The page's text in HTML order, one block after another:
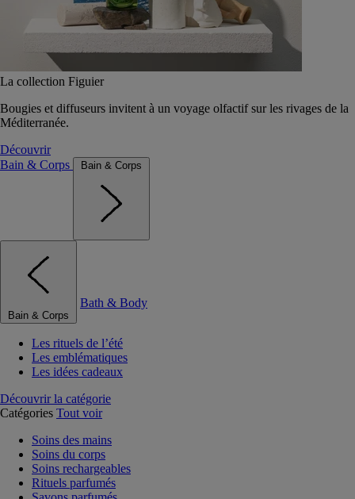
La collection Figuier
Bougies et diffuseurs invitent à un voyage olfactif sur les rivages de la
Méditerranée.
Découvrir
Bain & Corps
Bain & Corps
Bain & Corps
Bath & Body
Les rituels de l’été
Les emblématiques
Les idées cadeaux
Découvrir la catégorie
Catégories Tout voir
Soins des mains
Soins du corps
Soins rechargeables
Rituels parfumés